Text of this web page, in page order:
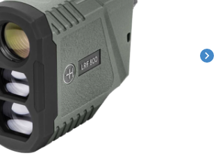
chevron_right